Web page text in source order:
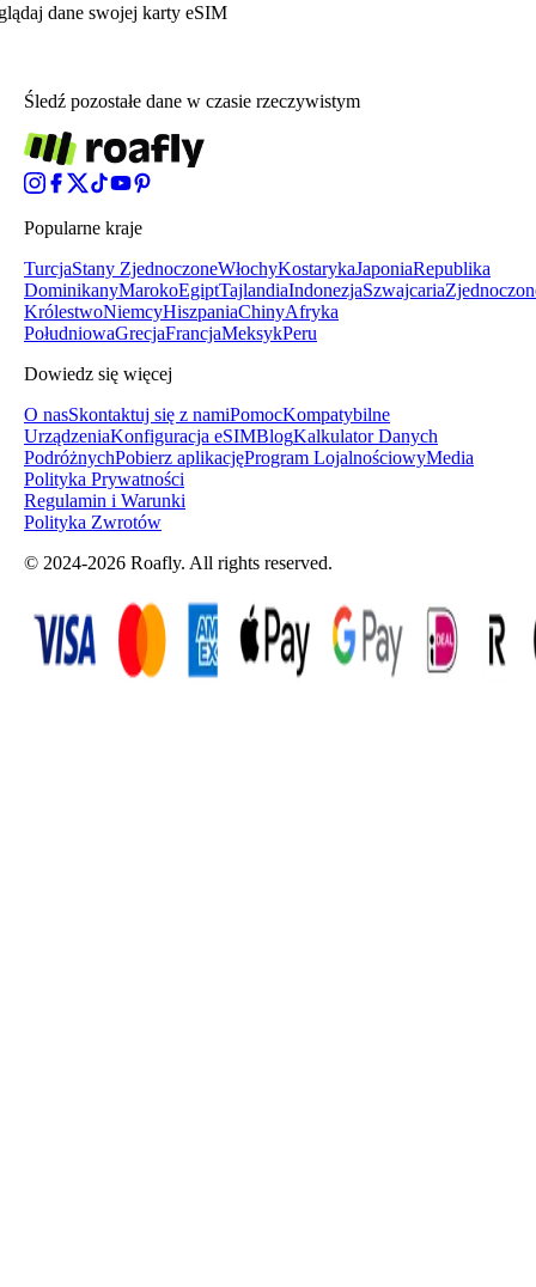
dane swojej karty eSIM
Śledź pozostałe dane w czasie rzeczywistym
Popularne kraje
TurcjaStany ZjednoczoneWłochyKostarykaJaponiaRepublika
DominikanyMarokoEgiptTajlandiaIndonezjaSzwajcaria
KrólestwoNiemcyHiszpaniaChinyAfryka
PołudniowaGrecjaFrancjaMeksykPeru
Dowiedz się więcej
O nasSkontaktuj się z namiPomocKompatybilne
UrządzeniaKonfiguracja eSIMBlogKalkulator Danych
PodróżnychPobierz aplikacjęProgram LojalnościowyMedia
Polityka Prywatności
Regulamin i Warunki
Polityka Zwrotów
© 2024-2026 Roafly. All rights reserved.